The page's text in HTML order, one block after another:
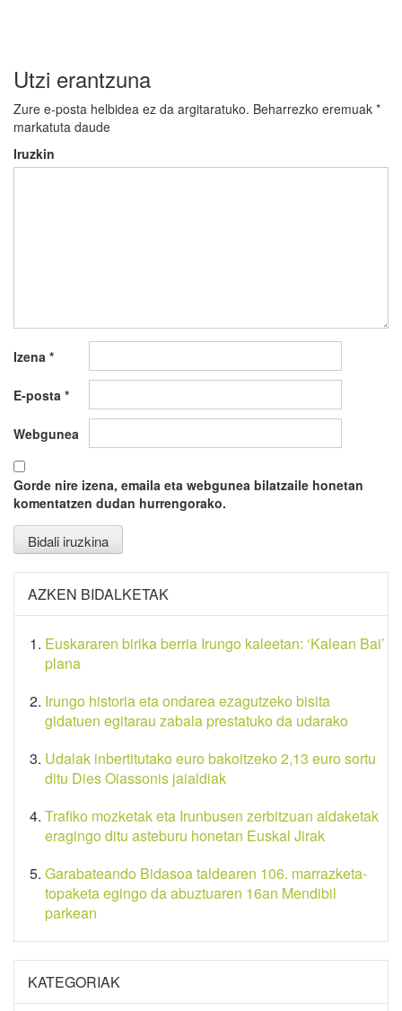
Utzi erantzuna
Zure e-posta helbidea ez da argitaratuko. Beharrezko eremuak *
markatuta daude
Iruzkin
Izena *
E-posta *
Webgunea
Gorde nire izena, emaila eta webgunea bilatzaile honetan
komentatzen dudan hurrengorako.
AZKEN BIDALKETAK
Euskararen birika berria Irungo kaleetan: ‘Kalean Bai’
plana
Irungo historia eta ondarea ezagutzeko bisita
gidatuen egitarau zabala prestatuko da udarako
Udalak inbertitutako euro bakoitzeko 2,13 euro sortu
ditu Dies Oiassonis jaialdiak
Trafiko mozketak eta Irunbusen zerbitzuan aldaketak
eragingo ditu asteburu honetan Euskal Jirak
Garabateando Bidasoa taldearen 106. marrazketa-
topaketa egingo da abuztuaren 16an Mendibil
parkean
KATEGORIAK